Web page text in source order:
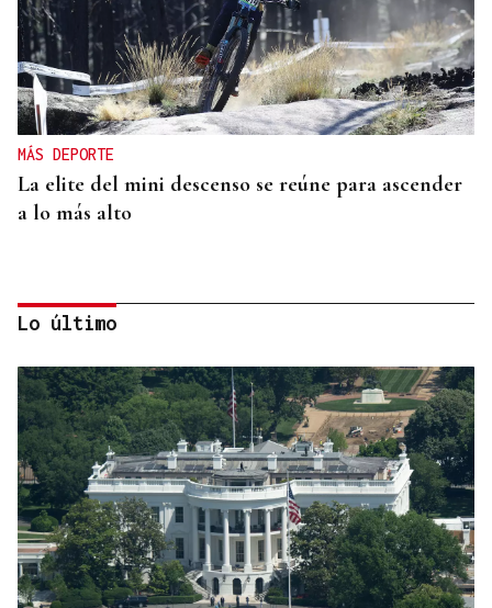
MÁS DEPORTE
La elite del mini descenso se reúne para ascender
a lo más alto
MÁS DEPORTE
La ourensana Anna Soares roza el podio del
Campeonato de España de Ajedrez
Lo último